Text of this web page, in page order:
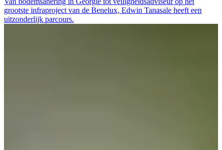
grootste infraproject van de Benelux, Edwin Tanasale heeft een
uitzonderlijk parcours.